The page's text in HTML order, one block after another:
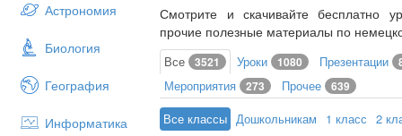
Астрономия
Биология
География
Информатика
Смотрите и скачивайте бесплатно
прочие полезные материалы по
Все 3521 Уроки 1080 Презентации
Мероприятия 273 Прочее 639
Все классы Дошкольникам 1 класс 2